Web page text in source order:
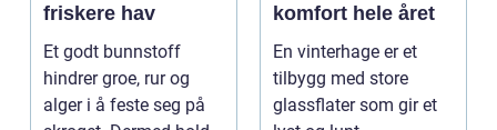
friskere hav
Et godt bunnstoff
hindrer groe, rur og
alger i å feste seg på
komfort hele året
En vinterhage er et
tilbygg med store
glassflater som gir et